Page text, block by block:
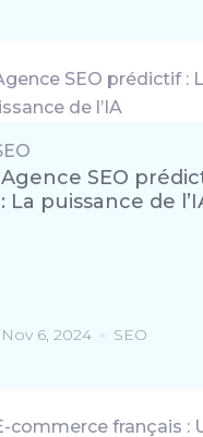
Agence SEO
: La puissance de
Nov 6, 2024 SEO